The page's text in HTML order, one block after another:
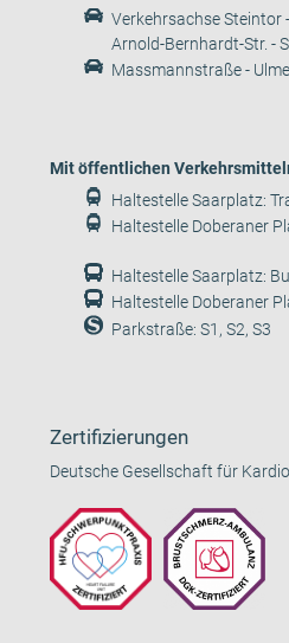
Verkehrsachse Steintor
Arnold-Bernhardt-Str. -
Massmannstraße -
Mit öffentlichen
Haltestelle Saarplatz:
Haltestelle Doberaner
Haltestelle Saarplatz:
Haltestelle Doberaner
Parkstraße: S1, S2, S3
Zertifizierungen
Deutsche Gesellschaft für